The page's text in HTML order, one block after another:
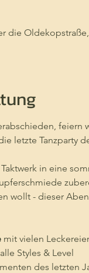
die
letzte Tanzparty
in eine
wollt - dieser
mit vielen
Styles & Level
des letzten